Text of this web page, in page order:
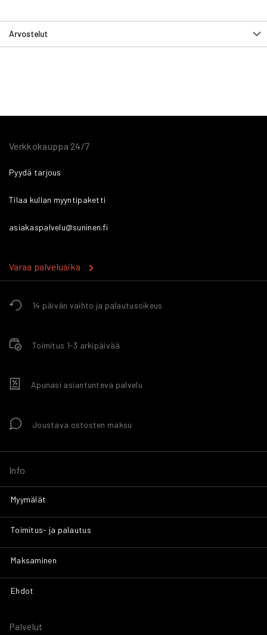
Arvostelut
14 päivän vaihto ja palautusoikeus
Toimitus 1-3 arkipäivää
Apunasi asiantunteva palvelu
Joustava ostosten maksu
Info
Myymälät
Toimitus- ja palautus
Maksaminen
Ehdot
Palvelut
Verkkokauppa 24/7
Pyydä tarjous
Tilaa kullan myyntipaketti
asiakaspalvelu@suninen.fi
Varaa palveluaika